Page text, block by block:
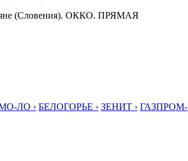
(Словения). ОККО. ПРЯМАЯ
ЛО › БЕЛОГОРЬЕ › ЗЕНИТ › ГАЗПРОМ-